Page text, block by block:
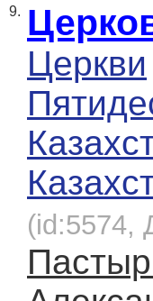
9.
Церкви
(id:5574,